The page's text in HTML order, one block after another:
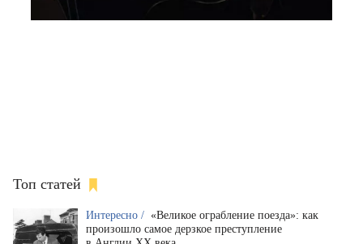
Топ статей
Интересно / «Великое ограбление поезда»: как
произошло самое дерзкое преступление